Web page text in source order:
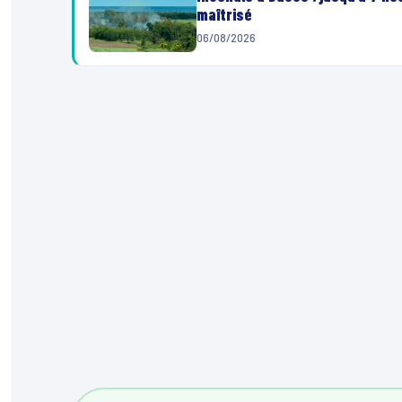
maîtrisé
06/08/2026